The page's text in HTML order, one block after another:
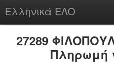
Ελληνικά ΕΛΟ
27289
Πληρωμή